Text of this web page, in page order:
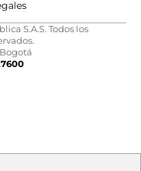
S.A.S. Todos los
Bogotá